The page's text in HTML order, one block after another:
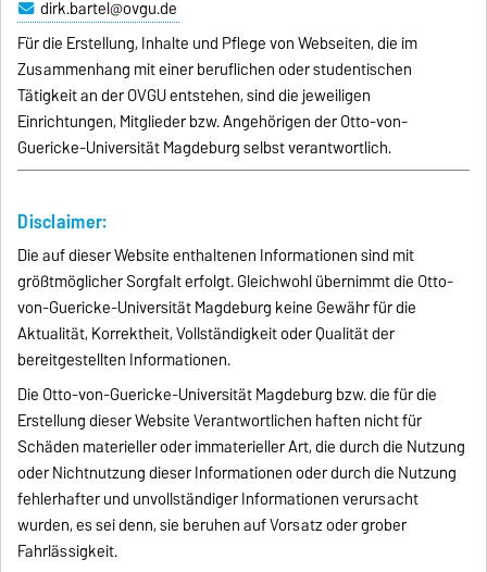
dirk.bartel@ovgu.de
Für die Erstellung, Inhalte und Pflege von Webseiten, die im
Zusammenhang mit einer beruflichen oder studentischen
Tätigkeit an der OVGU entstehen, sind die jeweiligen
Einrichtungen, Mitglieder bzw. Angehörigen der Otto-von-
Guericke-Universität Magdeburg selbst verantwortlich.
Disclaimer:
Die auf dieser Website enthaltenen Informationen sind mit
größtmöglicher Sorgfalt erfolgt. Gleichwohl übernimmt die Otto-
von-Guericke-Universität Magdeburg keine Gewähr für die
Aktualität, Korrektheit, Vollständigkeit oder Qualität der
bereitgestellten Informationen.
Die Otto-von-Guericke-Universität Magdeburg bzw. die für die
Erstellung dieser Website Verantwortlichen haften nicht für
Schäden materieller oder immaterieller Art, die durch die Nutzung
oder Nichtnutzung dieser Informationen oder durch die Nutzung
fehlerhafter und unvollständiger Informationen verursacht
wurden, es sei denn, sie beruhen auf Vorsatz oder grober
Fahrlässigkeit.